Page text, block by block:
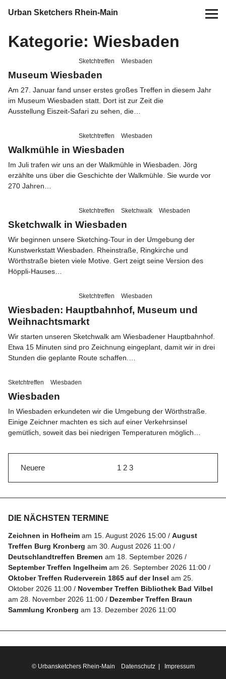
Urban Sketchers Rhein-Main
Home
10 Jahre USk Rhein-Main
Blog
Info
Folge
uns
Info
Kategorie:Wiesbaden
Sketchtreffen Wiesbaden
Museum Wiesbaden
Am 27. Januar fand unser erstes großes Treffen in diesem Jahr
im Museum Wiesbaden statt. Dort ist zur Zeit die
Ausstellung Eiszeit-Safari zu sehen, die…
Sketchtreffen Wiesbaden
Walkmühle in Wiesbaden
Im Juli trafen wir uns an der Walkmühle in Wiesbaden. Jörg
erzählte uns über die Geschichte der Walkmühle. Sie wurde vor
270 Jahren…
Sketchtreffen Sketchwalk Wiesbaden
Sketchwalk in Wiesbaden
Wir beginnen unsere Sketching-Tour in der Umgebung der
Kunstwerkstatt Wiesbaden. Rheinstraße, Ringkirche und
Wörthstraße bieten viele Motive. Gert zeigt seine Version des
Höppli-Hauses…
Sketchtreffen Wiesbaden
Wiesbaden: Hauptbahnhof, Museum und
Weihnachtsmarkt
Wir starten unseren Sketchwalk am Wiesbadener Hauptbahnhof.
Etwa 15 Minuten sind pro Zeichnung eingeplant, damit wir in drei
Stunden die geplante Route schaffen.…
Sketchtreffen Wiesbaden
Wiesbaden
In Wiesbaden erkundeten wir die Umgebung der Wörthstraße.
Einige Zeichner machten es sich auf einer Verkehrsinsel
gemütlich, soweit das bei niedrigen Temperaturen möglich…
Neuere 1 2 3
DIE NÄCHSTEN TERMINE
Zeichnen in Hofheim am 15. August 2026 15:00
August
Treffen Burg Kronberg am 30. August 2026 11:00
Deutschlandtreffen Bremen am 18. September 2026
September Treffen Ingelheim am 26. September 2026 11:00
Oktober Treffen Ruderverein 1865 auf der Insel am 25.
Oktober 2026 11:00
November Treffen Bibliothek Bad Vilbel
am 28. November 2026 11:00
Dezember Treffen Braun
Sammlung Kronberg am 13. Dezember 2026 11:00
© Urbansketchers Rhein-Main Datenschutz| Impressum